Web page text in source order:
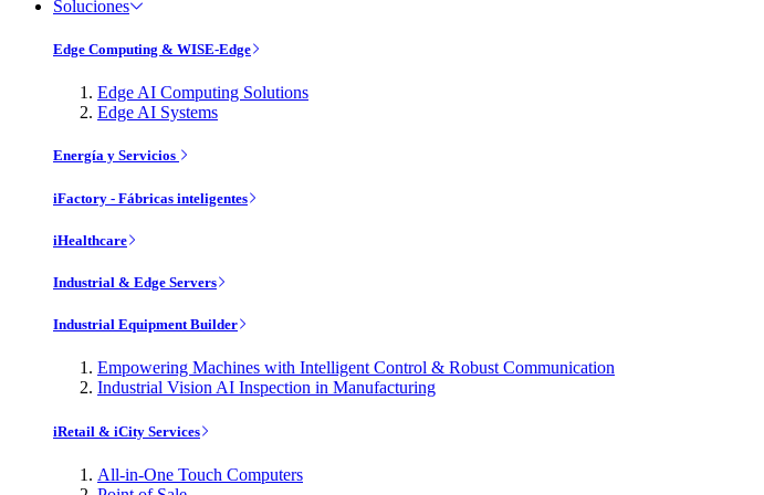
Soluciones
Edge Computing & WISE-Edge
Edge AI Computing Solutions
Edge AI Systems
Energía y Servicios
iFactory - Fábricas inteligentes
iHealthcare
Industrial & Edge Servers
Industrial Equipment Builder
Empowering Machines with Intelligent Control & Robust Communication
Industrial Vision AI Inspection in Manufacturing
iRetail & iCity Services
All-in-One Touch Computers